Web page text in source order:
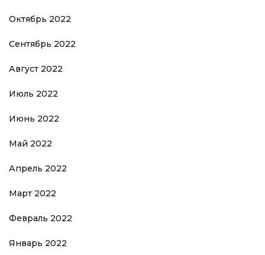
Октябрь 2022
Сентябрь 2022
Август 2022
Июль 2022
Июнь 2022
Май 2022
Апрель 2022
Март 2022
Февраль 2022
Январь 2022